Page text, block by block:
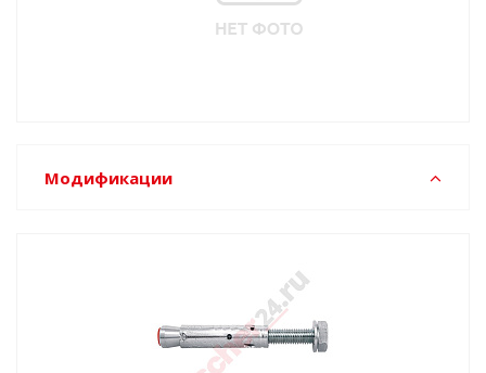
Модификации